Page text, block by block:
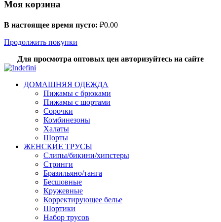
Моя корзина
В настоящее время пусто: ₽0.00
Продолжить покупки
Для просмотра оптовых цен авторизуйтесь на сайте
ДОМАШНЯЯ ОДЕЖДА
Пижамы с брюками
Пижамы с шортами
Сорочки
Комбинезоны
Халаты
Шорты
ЖЕНСКИЕ ТРУСЫ
Слипы/бикини/хипстеры
Стринги
Бразильяно/танга
Бесшовные
Кружевные
Корректирующее белье
Шортики
Набор трусов